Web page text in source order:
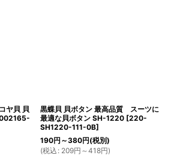
ヤ貝 貝
黒蝶貝 貝ボタン 最高品質 スーツに
最適な貝ボタン SH-1220 [220-
SH1220-111-0B]
190円 ～380円(税別)
(税込 : 209円 ～418円)